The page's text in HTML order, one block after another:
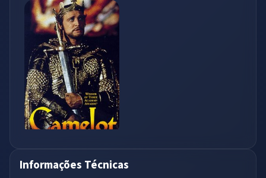
Informações Técnicas